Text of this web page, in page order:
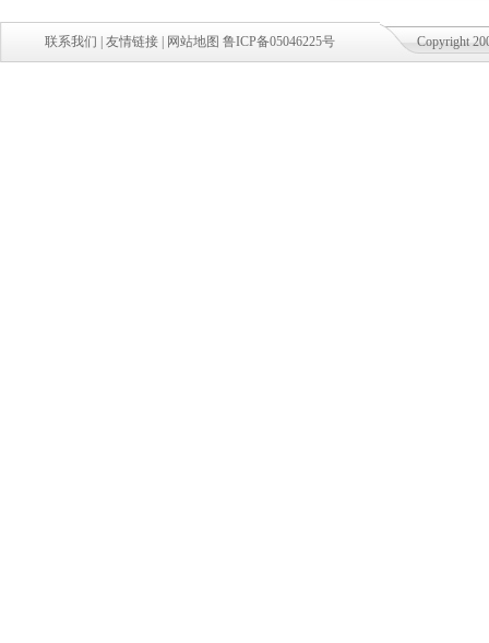
联系我们 友情链接 网站地图 鲁ICP备05046225号 Copyright